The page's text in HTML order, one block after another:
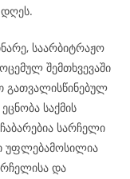
დღეს.
საარბიტრაჟო
შემთხვევაში
გათვალისწინებულ
საქმის
სარჩელი
უფლებამოსილია
და